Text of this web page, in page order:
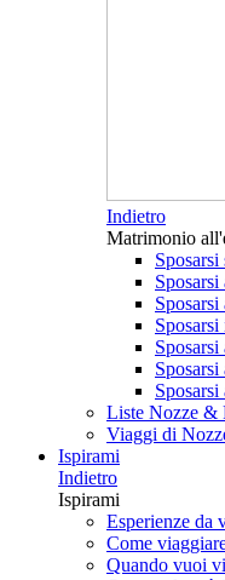
Indietro
Matrimonio
Liste Nozze &
Viaggi di
Ispirami
Indietro
Ispirami
Esperienze da
Come
Quando vuoi